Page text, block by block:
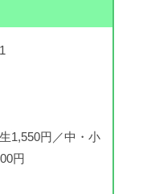
1,550円／中・小
円